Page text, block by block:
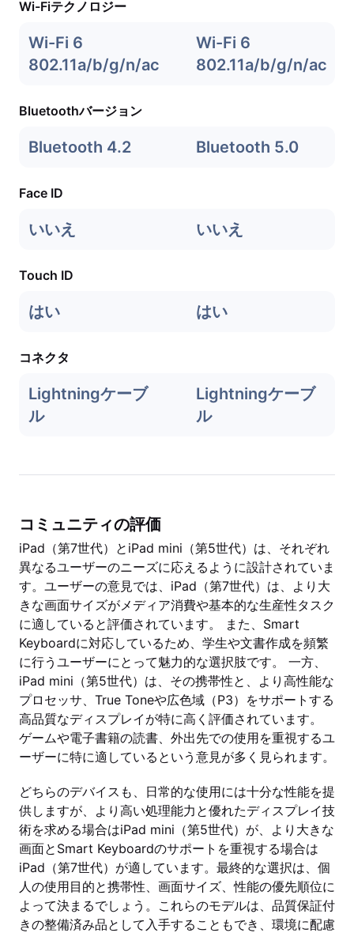
Wi-Fiテクノロジー
Wi-Fi 6
802.11a/b/g/n/ac
Wi-Fi 6
802.11a/b/g/n/ac
Bluetoothバージョン
Bluetooth 4.2 Bluetooth 5.0
Face ID
いいえ いいえ
Touch ID
はい はい
コネクタ
Lightningケーブ
ル
Lightningケーブ
ル
コミュニティの評価
iPad（第7世代）とiPad mini（第5世代）は、それぞれ
異なるユーザーのニーズに応えるように設計されていま
す。ユーザーの意見では、iPad（第7世代）は、より大
きな画面サイズがメディア消費や基本的な生産性タスク
に適していると評価されています。 また、Smart
Keyboardに対応しているため、学生や文書作成を頻繁
に行うユーザーにとって魅力的な選択肢です。 一方、
iPad mini（第5世代）は、その携帯性と、より高性能な
プロセッサ、True Toneや広色域（P3）をサポートする
高品質なディスプレイが特に高く評価されています。
ゲームや電子書籍の読書、外出先での使用を重視するユ
ーザーに特に適しているという意見が多く見られます。
どちらのデバイスも、日常的な使用には十分な性能を提
供しますが、より高い処理能力と優れたディスプレイ技
術を求める場合はiPad mini（第5世代）が、より大きな
画面とSmart Keyboardのサポートを重視する場合は
iPad（第7世代）が適しています。最終的な選択は、個
人の使用目的と携帯性、画面サイズ、性能の優先順位に
よって決まるでしょう。これらのモデルは、品質保証付
きの整備済み品として入手することもでき、環境に配慮